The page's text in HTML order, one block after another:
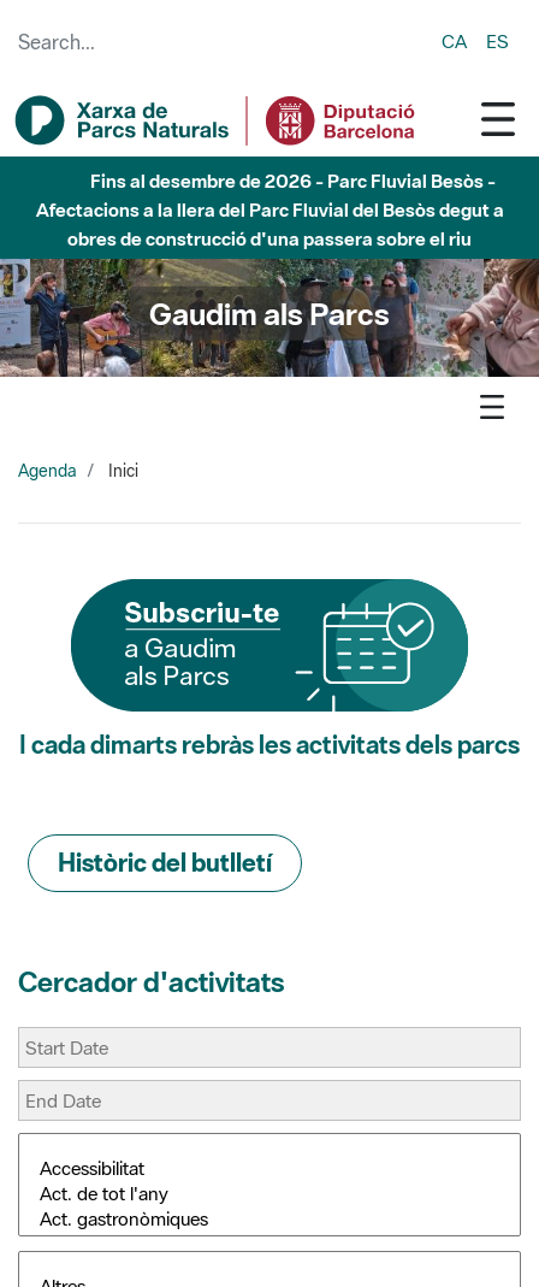
CA ES
Fins al desembre de 2026 - Parc Fluvial Besòs -
Afectacions a la llera del Parc Fluvial del Besòs degut a
obres de construcció d'una passera sobre el riu
Gaudim als Parcs
Agenda Inici
I cada dimarts rebràs les activitats dels parcs
Històric del butlletí
Cercador d'activitats